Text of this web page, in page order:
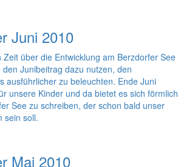
Juni 2010
über die Entwicklung am Berzdorfer See
Junibeitrag dazu nutzen, den
ausführlicher zu beleuchten. Ende Juni
unsere Kinder und da bietet es sich förmlich
See zu schreiben, der schon bald unser
sein soll.
Mai 2010